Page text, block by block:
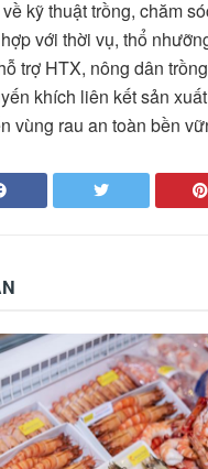
kỹ thuật trồng, chăm
với thời vụ, thổ
trợ HTX, nông dân
khích liên kết sản
vùng rau an toàn bền